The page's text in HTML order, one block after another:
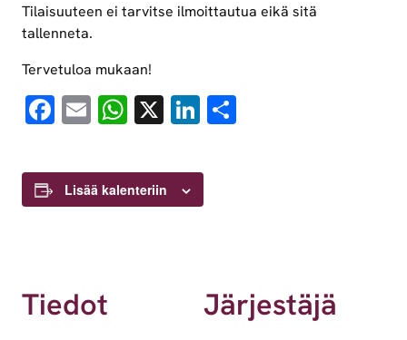
Tilaisuuteen ei tarvitse ilmoittautua eikä sitä
tallenneta.
Tervetuloa mukaan!
Facebook
EmailWhatsApp
X LinkedIn
Lisää kalenteriin
Tiedot Järjestäjä